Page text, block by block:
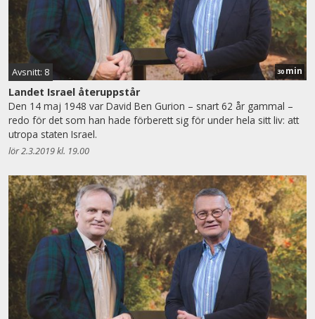
Avsnitt: 8 30 min
Landet Israel återuppstår
Den 14 maj 1948 var David Ben Gurion – snart 62 år gammal –
redo för det som han hade förberett sig för under hela sitt liv: att
utropa staten Israel.
lör 2.3.2019 kl. 19.00